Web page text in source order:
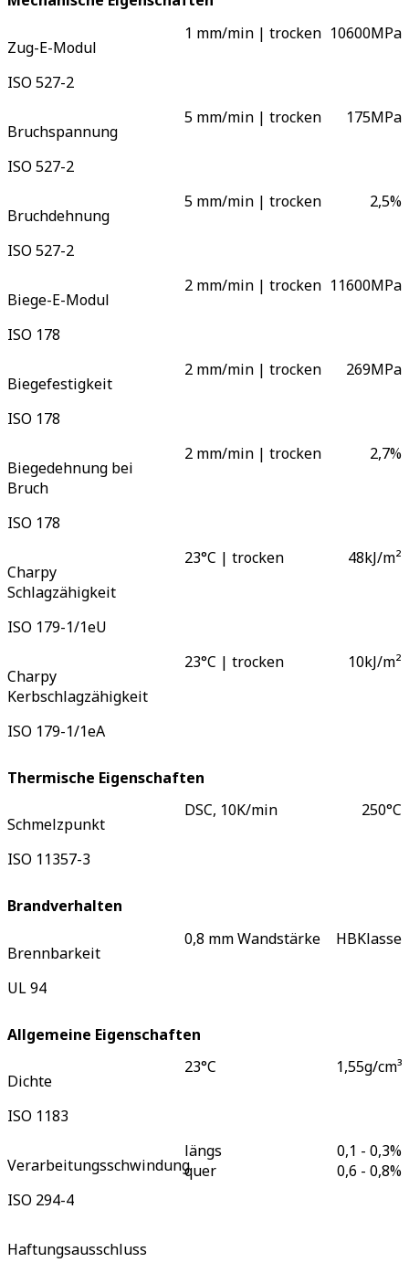
Zug-E-Modul
ISO 527-2
1 mm/min | trocken 10600MPa
Bruchspannung
ISO 527-2
5 mm/min | trocken 175MPa
Bruchdehnung
ISO 527-2
5 mm/min | trocken 2,5%
Biege-E-Modul
ISO 178
2 mm/min | trocken 11600MPa
Biegefestigkeit
ISO 178
2 mm/min | trocken 269MPa
Biegedehnung bei
Bruch
ISO 178
2 mm/min | trocken 2,7%
Charpy
Schlagzähigkeit
ISO 179-1/1eU
23°C | trocken 48kJ/m²
Charpy
Kerbschlagzähigkeit
ISO 179-1/1eA
23°C | trocken 10kJ/m²
Thermische Eigenschaften
Schmelzpunkt
ISO 11357-3
DSC, 10K/min 250°C
Brandverhalten
Brennbarkeit
UL 94
0,8 mm Wandstärke HBKlasse
Allgemeine Eigenschaften
Dichte
ISO 1183
23°C 1,55g/cm³
Verarbeitungsschwindung
ISO 294-4
längs
quer
0,1 - 0,3%
0,6 - 0,8%
Haftungsausschluss